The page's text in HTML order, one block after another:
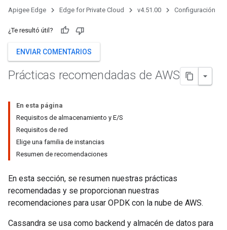
Apigee Edge Edge for Private Cloud v4.51.00 Configuración
¿Te resultó útil?
ENVIAR COMENTARIOS
Prácticas recomendadas de AWS
En esta página
Requisitos de almacenamiento y E/S
Requisitos de red
Elige una familia de instancias
Resumen de recomendaciones
En esta sección, se resumen nuestras prácticas
recomendadas y se proporcionan nuestras
recomendaciones para usar OPDK con la nube de AWS.
Cassandra se usa como backend y almacén de datos para